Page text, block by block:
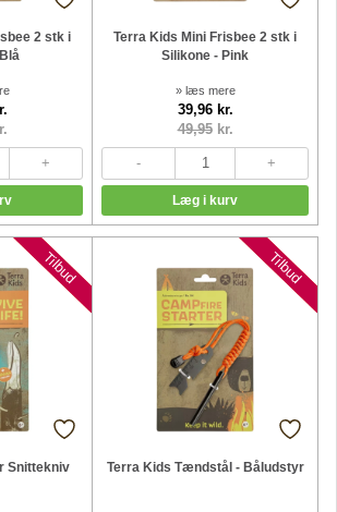
2 stk i
Terra Kids Mini Frisbee 2 stk i
Silikone - Pink
» læs mere
39,96 kr.
49,95kr.
Snittekniv
Nyheder
Tilbud
Terra Kids Tændstål - Båludstyr
Nyheder
Tilbud